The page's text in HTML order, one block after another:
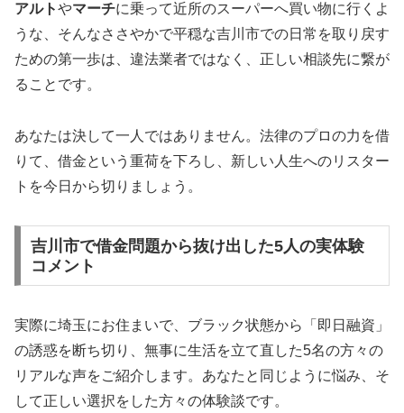
アルトやマーチに乗って近所のスーパーへ買い物に行くよ
うな、そんなささやかで平穏な吉川市での日常を取り戻す
ための第一歩は、違法業者ではなく、正しい相談先に繋が
ることです。
あなたは決して一人ではありません。法律のプロの力を借
りて、借金という重荷を下ろし、新しい人生へのリスター
トを今日から切りましょう。
吉川市で借金問題から抜け出した5人の実体験
コメント
実際に埼玉にお住まいで、ブラック状態から「即日融資」
の誘惑を断ち切り、無事に生活を立て直した5名の方々の
リアルな声をご紹介します。あなたと同じように悩み、そ
して正しい選択をした方々の体験談です。